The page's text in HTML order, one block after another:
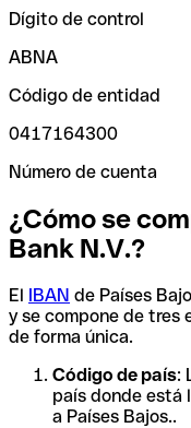
Dígito de control
ABNA
Código de entidad
0417164300
Número de cuenta
¿Cómo se
Bank N.V.?
El IBAN de Países
y se compone de
de forma única.
Código de país:
país donde está
a Países Bajos..